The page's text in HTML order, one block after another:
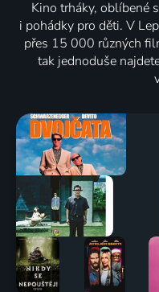
Kino trháky, oblíbené
i pohádky pro děti. V
přes 15 000 různých
tak jednoduše